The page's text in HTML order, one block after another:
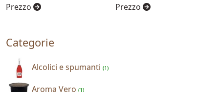
Prezzo Prezzo
Categorie
Alcolici e spumanti (1)
Aroma Vero (1)